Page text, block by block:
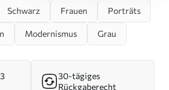
Schwarz Frauen Porträts
Modernismus Grau
30-tägiges
Rückgaberecht